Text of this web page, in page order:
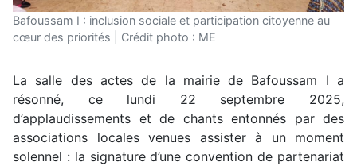
Bafoussam I : inclusion sociale et participation citoyenne au
cœur des priorités | Crédit photo : ME
La salle des actes de la mairie de Bafoussam I a
résonné, ce lundi 22 septembre 2025,
d’applaudissements et de chants entonnés par des
associations locales venues assister à un moment
solennel : la signature d’une convention de partenariat